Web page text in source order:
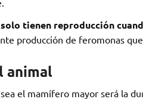
tienen reproducción
producción de feromonas
animal
el mamífero mayor será la